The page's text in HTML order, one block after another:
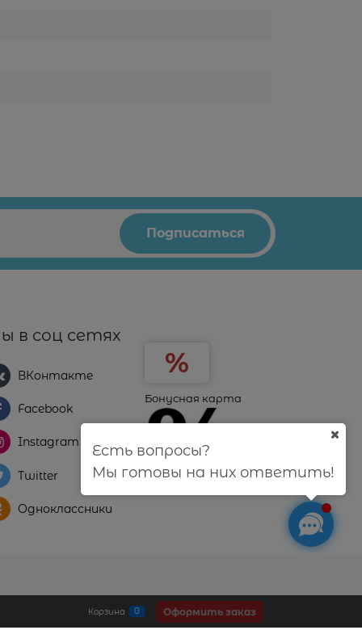
в соц сетях
ВКонтакте
Facebook
Instagram
Twitter
Одноклассники
Бонусная карта
Корзина 0 Оформить заказ
Есть вопросы?
Мы готовы на них ответить!